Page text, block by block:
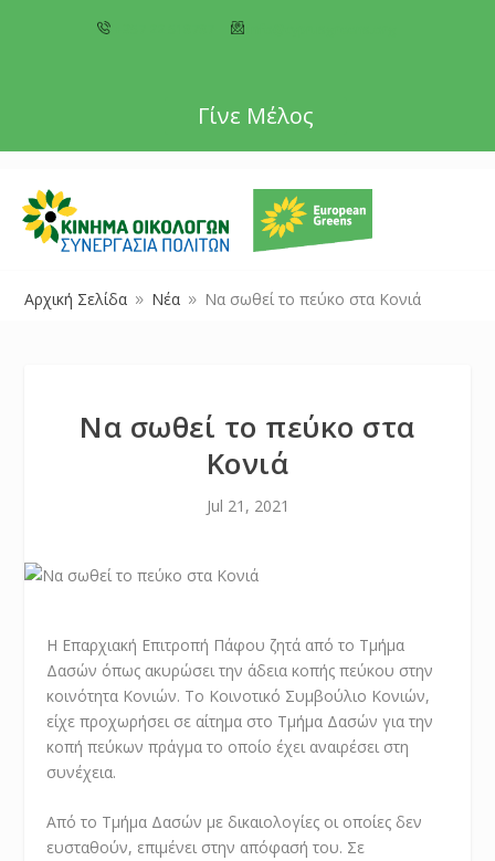
Γίνε Μέλος
Αρχική Σελίδα 9 Νέα 9 Να σωθεί το πεύκο στα Κονιά
Να σωθεί το πεύκο στα
Κονιά
Jul 21, 2021
Η Επαρχιακή Επιτροπή Πάφου ζητά από το Τμήμα
Δασών όπως ακυρώσει την άδεια κοπής πεύκου στην
κοινότητα Κονιών. Το Κοινοτικό Συμβούλιο Κονιών,
είχε προχωρήσει σε αίτημα στο Τμήμα Δασών για την
κοπή πεύκων πράγμα το οποίο έχει αναιρέσει στη
συνέχεια.
Από το Τμήμα Δασών με δικαιολογίες οι οποίες δεν
ευσταθούν, επιμένει στην απόφασή του. Σε